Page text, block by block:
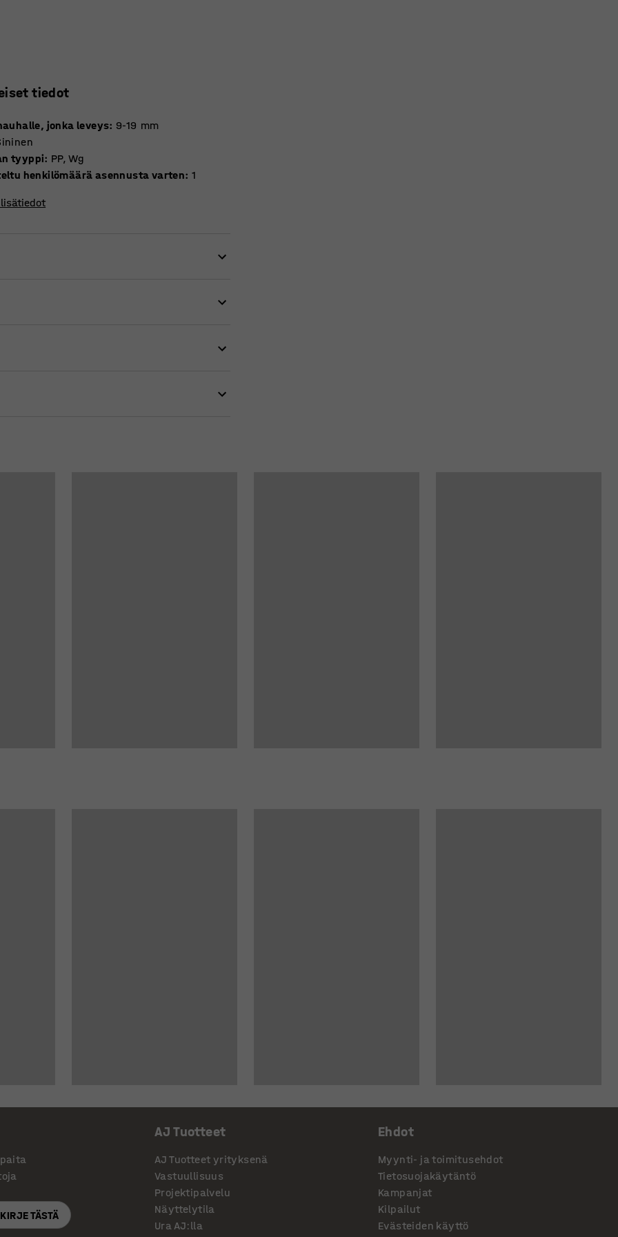
tiedot
jonka leveys: 9-19 mm
tyyppi: PP, Wg
henkilömäärä asennusta varten: 1
ja sitoa kiinni tavaran ympärille.
TÄSTÄ
AJ Tuotteet
AJ Tuotteet yrityksenä
Vastuullisuus
Projektipalvelu
Näyttelytila
Ura AJ:lla
Ehdot
Myynti- ja toimitusehdot
Tietosuojakäytäntö
Kampanjat
Kilpailut
Evästeiden käyttö